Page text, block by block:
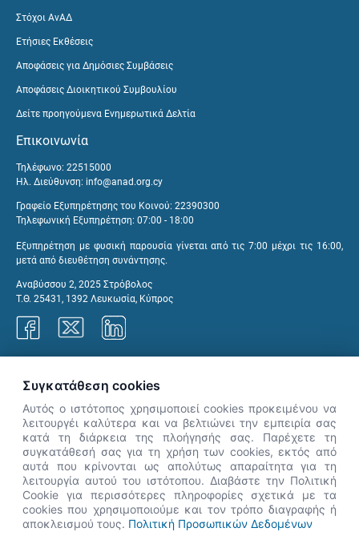
Στόχοι ΑνΑΔ
Ετήσιες Εκθέσεις
Αποφάσεις για Δημόσιες Συμβάσεις
Αποφάσεις Διοικητικού Συμβουλίου
Δείτε προηγούμενα Ενημερωτικά Δελτία
Επικοινωνία
Τηλέφωνο: 22515000
Ηλ. Διεύθυνση: info@anad.org.cy
Γραφείο Εξυπηρέτησης του Κοινού: 22390300
Τηλεφωνική Εξυπηρέτηση: 07:00 - 18:00
Εξυπηρέτηση με φυσική παρουσία γίνεται από τις 7:00 μέχρι τις 16:00,
μετά από διευθέτηση συνάντησης.
Αναβύσσου 2, 2025 Στρόβολος
Τ.Θ. 25431, 1392 Λευκωσία, Κύπρος
👋 Καλώς ήρθες! Είμαι η Νόησις.
Πες μου πώς μπορώ να σε βοηθήσω
σήμερα.
Συγκατάθεση cookies
Αυτός ο ιστότοπος χρησιμοποιεί cookies προκειμένου να
λειτουργέι καλύτερα και να βελτιώνει την εμπειρία σας
κατά τη διάρκεια της πλοήγησής σας. Παρέχετε τη
συγκατάθεσή σας για τη χρήση των cookies, εκτός από
αυτά που κρίνονται ως απολύτως απαραίτητα για τη
λειτουργία αυτού του ιστότοπου. Διαβάστε την Πολιτική
Cookie για περισσότερες πληροφορίες σχετικά με τα
cookies που χρησιμοποιούμε και τον τρόπο διαγραφής ή
αποκλεισμού τους. Πολιτική Προσωπικών Δεδομένων